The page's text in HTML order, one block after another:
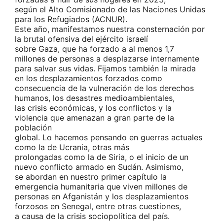
según el Alto Comisionado de las Naciones Unidas
para los Refugiados (ACNUR).
Este año, manifestamos nuestra consternación por
la brutal ofensiva del ejército israelí
sobre Gaza, que ha forzado a al menos 1,7
millones de personas a desplazarse internamente
para salvar sus vidas. Fijamos también la mirada
en los desplazamientos forzados como
consecuencia de la vulneración de los derechos
humanos, los desastres medioambientales,
las crisis económicas, y los conflictos y la
violencia que amenazan a gran parte de la
población
global. Lo hacemos pensando en guerras actuales
como la de Ucrania, otras más
prolongadas como la de Siria, o el inicio de un
nuevo conflicto armado en Sudán. Asimismo,
se abordan en nuestro primer capítulo la
emergencia humanitaria que viven millones de
personas en Afganistán y los desplazamientos
forzosos en Senegal, entre otras cuestiones,
a causa de la crisis sociopolítica del país.